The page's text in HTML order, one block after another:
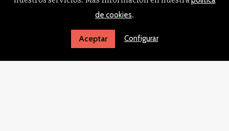
de cookies.
Aceptar Configurar